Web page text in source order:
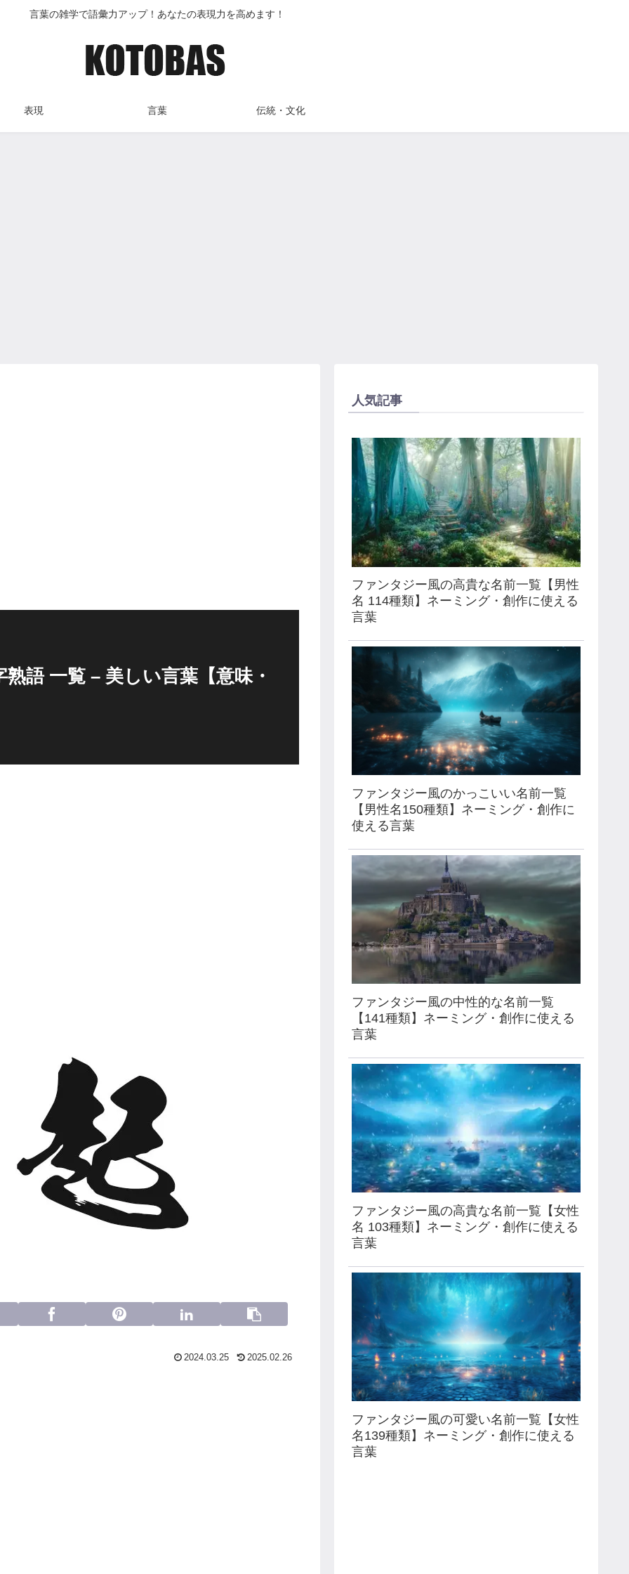
言葉の雑学で語彙力アップ！あなたの表現力を高めます！
表現 言葉 伝統・文化
語 一覧 – 美しい言葉【意味・
2024.03.25 2025.02.26
人気記事
ファンタジー風の高貴な名前一覧【男性
名 114種類】ネーミング・創作に使える
言葉
ファンタジー風のかっこいい名前一覧
【男性名150種類】ネーミング・創作に
使える言葉
ファンタジー風の中性的な名前一覧
【141種類】ネーミング・創作に使える
言葉
ファンタジー風の高貴な名前一覧【女性
名 103種類】ネーミング・創作に使える
言葉
ファンタジー風の可愛い名前一覧【女性
名139種類】ネーミング・創作に使える
言葉